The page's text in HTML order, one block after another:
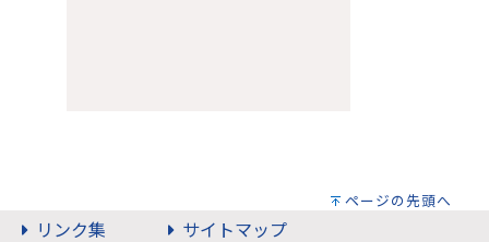
ページの先頭へ
リンク集 サイトマップ